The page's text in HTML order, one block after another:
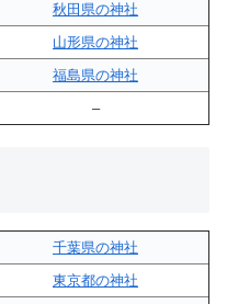
秋田県の神社
山形県の神社
福島県の神社
–
千葉県の神社
東京都の神社